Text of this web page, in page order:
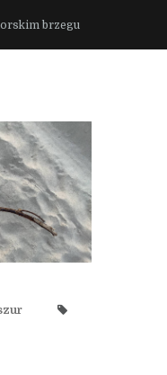
brzegu